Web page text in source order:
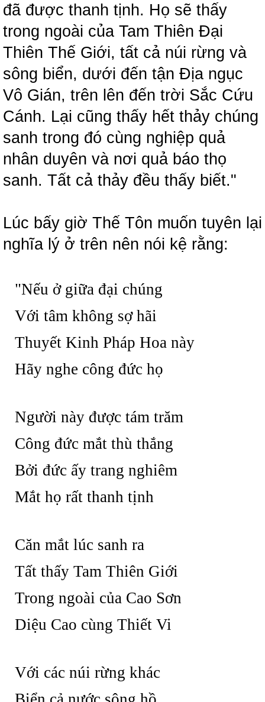
đã được thanh tịnh. Họ sẽ thấy
trong ngoài của Tam Thiên Đại
Thiên Thế Giới, tất cả núi rừng và
sông biển, dưới đến tận Địa ngục
Vô Gián, trên lên đến trời Sắc Cứu
Cánh. Lại cũng thấy hết thảy chúng
sanh trong đó cùng nghiệp quả
nhân duyên và nơi quả báo thọ
sanh. Tất cả thảy đều thấy biết."
Lúc bấy giờ Thế Tôn muốn tuyên lại
nghĩa lý ở trên nên nói kệ rằng:
"Nếu ở giữa đại chúng
Với tâm không sợ hãi
Thuyết Kinh Pháp Hoa này
Hãy nghe công đức họ
Người này được tám trăm
Công đức mắt thù thắng
Bởi đức ấy trang nghiêm
Mắt họ rất thanh tịnh
Căn mắt lúc sanh ra
Tất thấy Tam Thiên Giới
Trong ngoài của Cao Sơn
Diệu Cao cùng Thiết Vi
Với các núi rừng khác